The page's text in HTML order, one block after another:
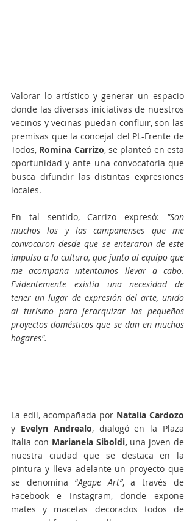
Valorar lo artístico y generar un espacio
donde las diversas iniciativas de nuestros
vecinos y vecinas puedan confluir, son las
premisas que la concejal del PL-Frente de
Todos, Romina Carrizo, se planteó en esta
oportunidad y ante una convocatoria que
busca difundir las distintas expresiones
locales.
En tal sentido, Carrizo expresó: "Son
muchos los y las campanenses que me
convocaron desde que se enteraron de este
impulso a la cultura, que junto al equipo que
me acompaña intentamos llevar a cabo.
Evidentemente existía una necesidad de
tener un lugar de expresión del arte, unido
al turismo para jerarquizar los pequeños
proyectos domésticos que se dan en muchos
hogares".
La edil, acompañada por Natalia Cardozo
y Evelyn Andrealo, dialogó en la Plaza
Italia con Marianela Siboldi, una joven de
nuestra ciudad que se destaca en la
pintura y lleva adelante un proyecto que
se denomina “Agape Art”, a través de
Facebook e Instagram, donde expone
mates y macetas decorados todos de